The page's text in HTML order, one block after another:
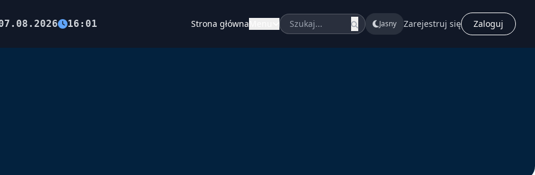
16:01 Strona główna Jasny Zarejestruj się Zaloguj